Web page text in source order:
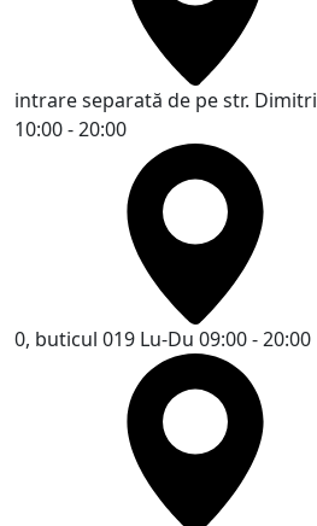
intrare separată de pe str.
10:00 - 20:00
0, buticul 019 Lu-Du 09:00 - 20:00